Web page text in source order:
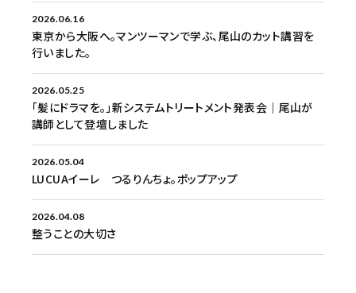
2026.06.16
東京から大阪へ。マンツーマンで学ぶ、尾山のカット講習を
行いました。
2026.05.25
「髪にドラマを。」新システムトリートメント発表会｜尾山が
講師として登壇しました
2026.05.04
LUCUAイーレ つるりんちょ。ポップアップ
2026.04.08
整うことの大切さ